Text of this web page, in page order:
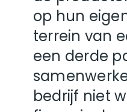
op hun
terrein van
een derde
bedrijf niet